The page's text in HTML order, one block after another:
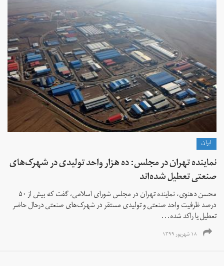
ايران
نماینده تهران در مجلس: ده هزار واحد تولیدی در شهرک‌های
صنعتی تعطیل شده‌اند
محسن دهنوی، نماینده تهران در مجلس شورای اسلامی، گفت که بیش از ۵۰
درصد ظرفیت واحد صنعتی و تولیدی مستقر در شهرک‌های صنعتی درحال حاضر
تعطیل یا راکد شده...
۱۸ شهریور ۱۳۹۹